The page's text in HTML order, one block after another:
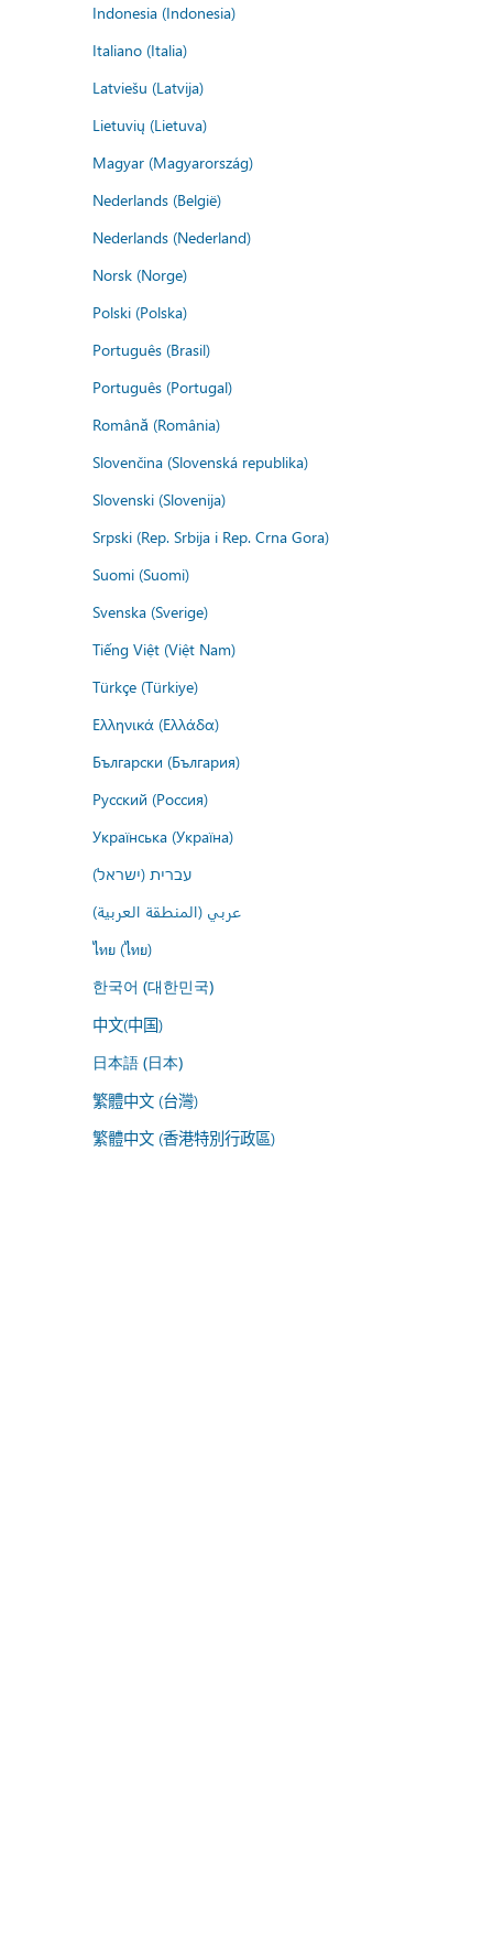
Indonesia (Indonesia)
Italiano (Italia)
Latviešu (Latvija)
Lietuvių (Lietuva)
Magyar (Magyarország)
Nederlands (België)
Nederlands (Nederland)
Norsk (Norge)
Polski (Polska)
Português (Brasil)
Português (Portugal)
Română (România)
Slovenčina (Slovenská republika)
Slovenski (Slovenija)
Srpski (Rep. Srbija i Rep. Crna Gora)
Suomi (Suomi)
Svenska (Sverige)
Tiếng Việt (Việt Nam)
Türkçe (Türkiye)
Ελληνικά (Ελλάδα)
Български (България)
Русский (Россия)
Українська (Україна)
עברית (ישראל)
عربي (المنطقة العربية)
ไทย (ไทย)
한국어 (대한민국)
中文(中国)
日本語 (日本)
繁體中文 (台灣)
繁體中文 (香港特別行政區)